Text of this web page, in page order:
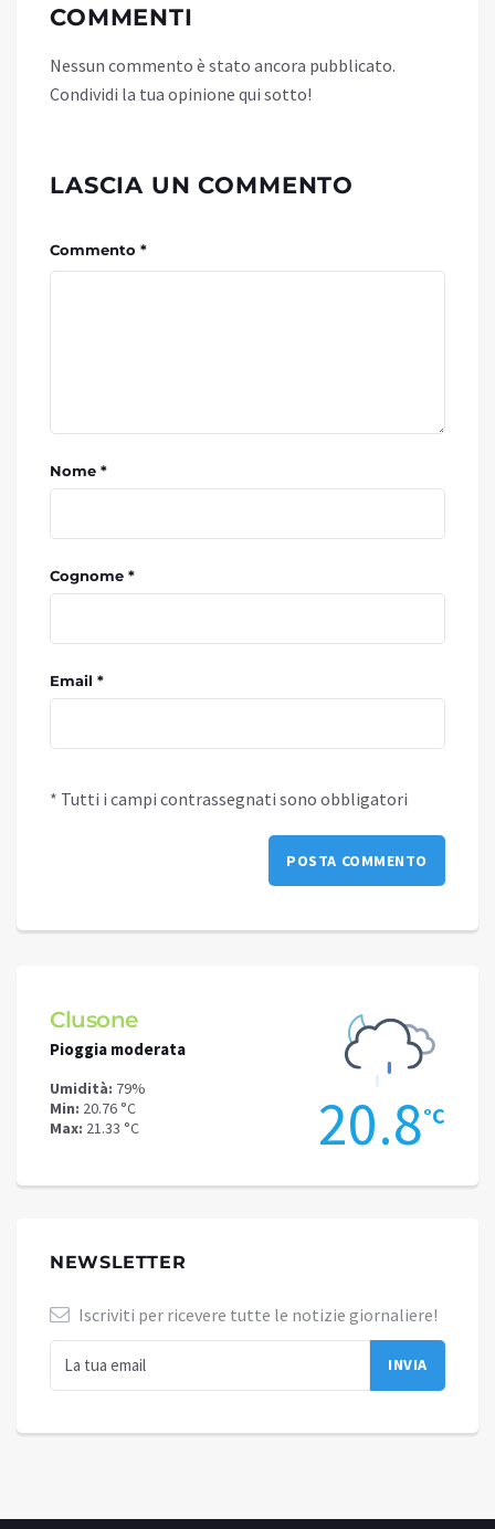
COMMENTI
Nessun commento è stato ancora pubblicato.
Condividi la tua opinione qui sotto!
LASCIA UN COMMENTO
Commento *
Nome *
Cognome *
Email *
* Tutti i campi contrassegnati sono obbligatori
Clusone
Pioggia moderata
Umidità: 79%
Min: 20.76 °C
Max: 21.33 °C 20.8°C
NEWSLETTER
Iscriviti per ricevere tutte le notizie giornaliere!